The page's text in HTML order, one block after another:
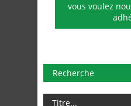
vous voulez
Recherche